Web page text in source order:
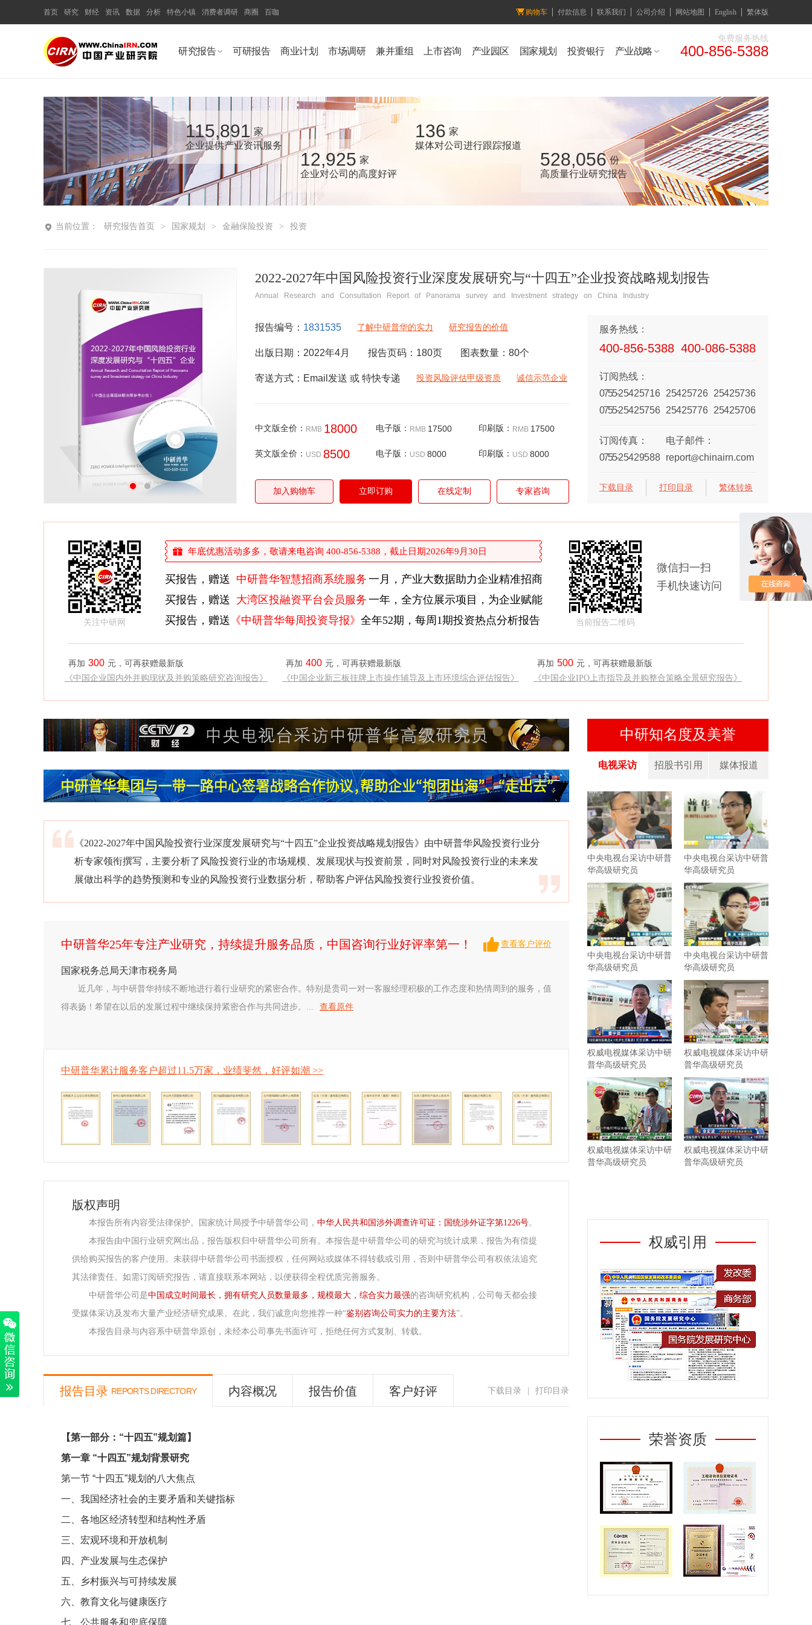
首页 研究 财经 资讯 数据 分析 特色小镇 消费者调研 商圈 百咖 购物车 付款信息 联系我们 公司介绍 网站地图 English 繁体版
研究报告 可研报告 商业计划 市场调研 兼并重组 上市咨询 产业园区 国家规划 投资银行 产业战略
免费服务热线
400-856-5388
115,891 家
企业提供产业资讯服务
12,925 家
企业对公司的高度好评
136 家
媒体对公司进行跟踪报道
528,056 份
高质量行业研究报告
当前位置： 研究报告首页 > 国家规划 > 金融保险投资 > 投资
2022-2027年中国风险投资行业深度发展研究与“十四五”企业投资战略规划报告
Annual Research and Consultation Report of Panorama survey and Investment strategy on China Industry
报告编号： 1831535 了解中研普华的实力 研究报告的价值
出版日期： 2022年4月 报告页码： 180页 图表数量： 80个
寄送方式： Email 发送 或 特快专递 投资风险评估甲级资质 诚信示范企业
中文版全价： RMB 18000 电子版： RMB 17500 印刷版： RMB 17500
英文版全价： USD 8500 电子版： USD 8000 印刷版： USD 8000
加入购物车 立即订购 在线定制 专家咨询
服务热线：
400-856-5388 400-086-5388
订阅热线：
0755-25425716 25425726
25425736
0755-25425756 25425776 25425706
订阅传真：
0755-25429588
电子邮件：
report@chinairn.com
下载目录 打印目录 繁体转换
关注中研网
年底优惠活动多多，敬请来电咨询 400-856-5388，截止日期2026年9月30日
买报告，赠送 中研普华智慧招商系统服务 一月，产业大数据助力企业精准招商
买报告，赠送 大湾区投融资平台会员服务 一年，全方位展示项目，为企业赋能
买报告，赠送 《中研普华每周投资导报》 全年52期，每周1期投资热点分析报告
再加 300 元，可再获赠最新版
《中国企业国内外并购现状及并购策略研究咨询报告》
再加 400 元，可再获赠最新版
《中国企业新三板挂牌上市操作辅导及上市环境综合评估报告》
再加 500 元，可再获赠最新版
《中国企业IPO上市指导及并购整合策略全景研究报告》
当前报告二维码
微信扫一扫
手机快速访问
《2022-2027年中国风险投资行业深度发展研究与“十四五”企业投资战略规划报告》由中研普华风险投资行业分
析专家领衔撰写，主要分析了风险投资行业的市场规模、发展现状与投资前景，同时对风险投资行业的未来发
展做出科学的趋势预测和专业的风险投资行业数据分析，帮助客户评估风险投资行业投资价值。
中研普华25年专注产业研究，持续提升服务品质，中国咨询行业好评率第一！ 查看客户评价
国家税务总局天津市税务局
近几年，与中研普华持续不断地进行着行业研究的紧密合作。特别是贵司一对一客服经理积极的工作态度和热情周到的服务，值
得表扬！希望在以后的发展过程中继续保持紧密合作与共同进步。...
查看原件
中研普华累计服务客户超过11.5万家，业绩斐然，好评如潮 >>
版权声明
本报告所有内容受法律保护。国家统计局授予中研普华公司， 中华人民共和国涉外调查许可证：国统涉外证字第1226号。
本报告由中国行业研究网出品，报告版权归中研普华公司所有。本报告是中研普华公司的研究与统计成果，报告为有偿提
供给购买报告的客户使用。未获得中研普华公司书面授权，任何网站或媒体不得转载或引用，否则中研普华公司有权依法追究
其法律责任。如需订阅研究报告，请直接联系本网站，以便获得全程优质完善服务。
中研普华公司是中国成立时间最长，拥有研究人员数量最多，规模最大，综合实力最强的咨询研究机构，公司每天都会接
受媒体采访及发布大量产业经济研究成果。在此，我们诚意向您推荐一种“鉴别咨询公司实力的主要方法”。
本报告目录与内容系中研普华原创，未经本公司事先书面许可，拒绝任何方式复制、转载。
报告目录 REPORTS DIRECTORY 内容概况 报告价值 客户好评 下载目录 打印目录
【第一部分：“十四五”规划篇】
第一章 “十四五”规划背景研究
第一节 “十四五”规划的八大焦点
一、我国经济社会的主要矛盾和关键指标
二、各地区经济转型和结构性矛盾
三、宏观环境和开放机制
四、产业发展与生态保护
五、乡村振兴与可持续发展
六、教育文化与健康医疗
七、公共服务和兜底保障
中研知名度及美誉
电视采访 招股书引用 媒体报道
中央电视台采访中研普
华高级研究员
中央电视台采访中研普
华高级研究员
中央电视台采访中研普
华高级研究员
中央电视台采访中研普
华高级研究员
权威电视媒体采访中研
普华高级研究员
权威电视媒体采访中研
普华高级研究员
权威电视媒体采访中研
普华高级研究员
权威电视媒体采访中研
普华高级研究员
权威引用
荣誉资质